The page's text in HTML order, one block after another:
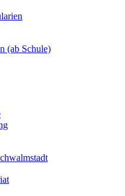
(ab Schule)